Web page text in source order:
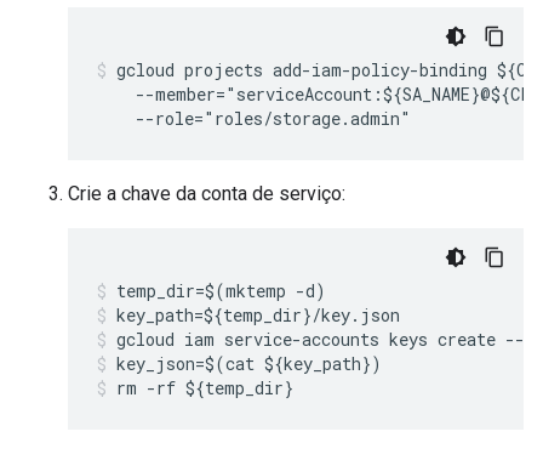
gcloud projects add-iam-policy-binding
--
    --role="roles/storage.admin"
Crie a chave da conta de serviço:
key_path=${temp_dir}/key.json
gcloud iam service-accounts keys create --
key_json=$(cat ${key_path})
rm -rf ${temp_dir}